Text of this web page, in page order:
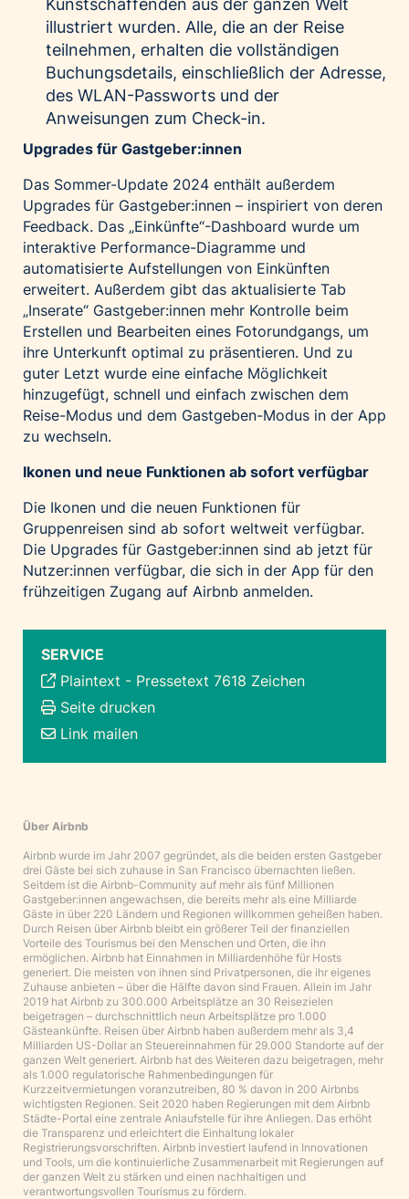
illustriert wurden. Alle, die an der Reise
teilnehmen, erhalten die vollständigen
Buchungsdetails, einschließlich der Adresse,
des WLAN-Passworts und der
Anweisungen zum Check-in.
Upgrades für Gastgeber:innen
Das Sommer-Update 2024 enthält außerdem
Upgrades für Gastgeber:innen – inspiriert von deren
Feedback. Das „Einkünfte“-Dashboard wurde um
interaktive Performance-Diagramme und
automatisierte Aufstellungen von Einkünften
erweitert. Außerdem gibt das aktualisierte Tab
„Inserate“ Gastgeber:innen mehr Kontrolle beim
Erstellen und Bearbeiten eines Fotorundgangs, um
ihre Unterkunft optimal zu präsentieren. Und zu
guter Letzt wurde eine einfache Möglichkeit
hinzugefügt, schnell und einfach zwischen dem
Reise-Modus und dem Gastgeben-Modus in der App
zu wechseln.
Ikonen und neue Funktionen ab sofort verfügbar
Die Ikonen und die neuen Funktionen für
Gruppenreisen sind ab sofort weltweit verfügbar.
Die Upgrades für Gastgeber:innen sind ab jetzt für
Nutzer:innen verfügbar, die sich in der App für den
frühzeitigen Zugang auf Airbnb anmelden.
SERVICE
Plaintext - Pressetext 7618 Zeichen
Seite drucken
Link mailen
Über Airbnb
Airbnb wurde im Jahr 2007 gegründet, als die beiden ersten Gastgeber
drei Gäste bei sich zuhause in San Francisco übernachten ließen.
Seitdem ist die Airbnb-Community auf mehr als fünf Millionen
Gastgeber:innen angewachsen, die bereits mehr als eine Milliarde
Gäste in über 220 Ländern und Regionen willkommen geheißen haben.
Durch Reisen über Airbnb bleibt ein größerer Teil der finanziellen
Vorteile des Tourismus bei den Menschen und Orten, die ihn
ermöglichen. Airbnb hat Einnahmen in Milliardenhöhe für Hosts
generiert. Die meisten von ihnen sind Privatpersonen, die ihr eigenes
Zuhause anbieten – über die Hälfte davon sind Frauen. Allein im Jahr
2019 hat Airbnb zu 300.000 Arbeitsplätze an 30 Reisezielen
beigetragen – durchschnittlich neun Arbeitsplätze pro 1.000
Gästeankünfte. Reisen über Airbnb haben außerdem mehr als 3,4
Milliarden US-Dollar an Steuereinnahmen für 29.000 Standorte auf der
ganzen Welt generiert. Airbnb hat des Weiteren dazu beigetragen, mehr
als 1.000 regulatorische Rahmenbedingungen für
Kurzzeitvermietungen voranzutreiben, 80 % davon in 200 Airbnbs
wichtigsten Regionen. Seit 2020 haben Regierungen mit dem Airbnb
Städte-Portal eine zentrale Anlaufstelle für ihre Anliegen. Das erhöht
die Transparenz und erleichtert die Einhaltung lokaler
Registrierungsvorschriften. Airbnb investiert laufend in Innovationen
und Tools, um die kontinuierliche Zusammenarbeit mit Regierungen auf
der ganzen Welt zu stärken und einen nachhaltigen und
verantwortungsvollen Tourismus zu fördern.